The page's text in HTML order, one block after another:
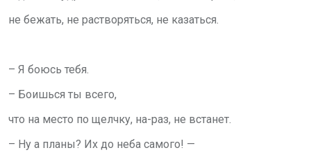
не бежать, не растворяться, не казаться.
– Я боюсь тебя.
– Боишься ты всего,
что на место по щелчку, на-раз, не встанет.
– Ну а планы? Их до неба самого! —